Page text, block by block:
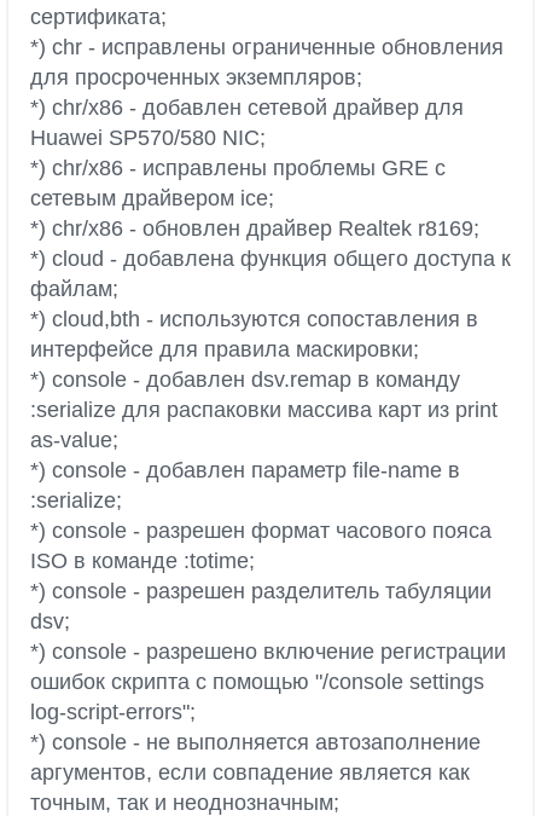
сертификата;
*) chr - исправлены ограниченные обновления
для просроченных экземпляров;
*) chr/x86 - добавлен сетевой драйвер для
Huawei SP570/580 NIC;
*) chr/x86 - исправлены проблемы GRE с
сетевым драйвером ice;
*) chr/x86 - обновлен драйвер Realtek r8169;
*) cloud - добавлена функция общего доступа к
файлам;
*) cloud,bth - используются сопоставления в
интерфейсе для правила маскировки;
*) console - добавлен dsv.remap в команду
:serialize для распаковки массива карт из print
as-value;
*) console - добавлен параметр file-name в
:serialize;
*) console - разрешен формат часового пояса
ISO в команде :totime;
*) console - разрешен разделитель табуляции
dsv;
*) console - разрешено включение регистрации
ошибок скрипта с помощью "/console settings
log-script-errors";
*) console - не выполняется автозаполнение
аргументов, если совпадение является как
точным, так и неоднозначным;